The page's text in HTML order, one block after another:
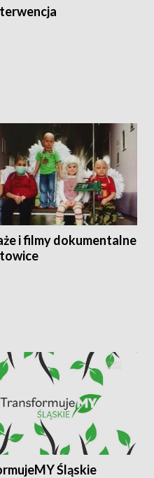
i filmy dokumentalne
Śląskie